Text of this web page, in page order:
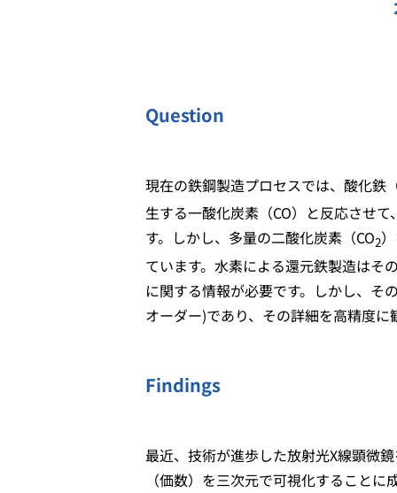
Question
現在の鉄鋼製造プロセスでは、酸化鉄
生する一酸化炭素（CO）と反応させ
す。しかし、多量の二酸化炭素（CO2
ています。水素による還元鉄製造はそ
に関する情報が必要です。しかし、そ
オーダー)であり、その詳細を高精度に
Findings
最近、技術が進歩した放射光X線顕微
（価数）を三次元で可視化すること